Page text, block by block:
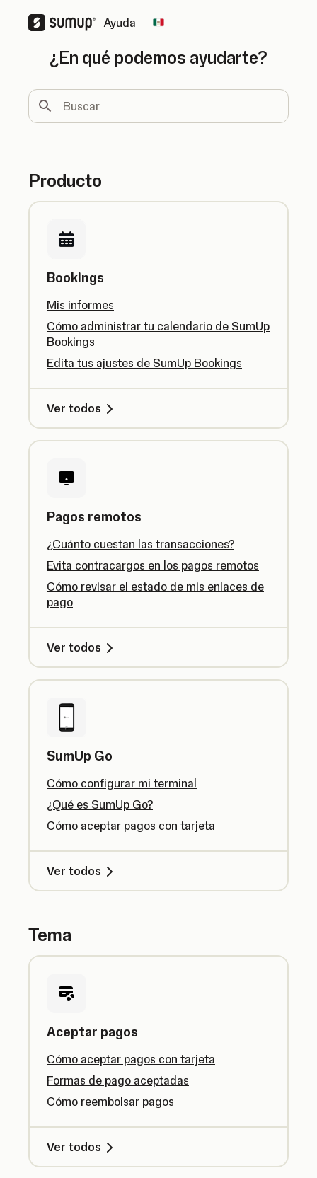
Ayuda Change country
¿En qué podemos ayudarte?
Buscar
Producto
Bookings
Mis informes
Cómo administrar tu calendario de SumUp
Bookings
Edita tus ajustes de SumUp Bookings
Ver todos
Pagos remotos
¿Cuánto cuestan las transacciones?
Evita contracargos en los pagos remotos
Cómo revisar el estado de mis enlaces de
pago
Ver todos
SumUp Go
Cómo configurar mi terminal
¿Qué es SumUp Go?
Cómo aceptar pagos con tarjeta
Ver todos
Tema
Aceptar pagos
Cómo aceptar pagos con tarjeta
Formas de pago aceptadas
Cómo reembolsar pagos
Ver todos